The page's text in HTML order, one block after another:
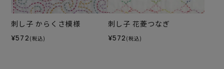
刺し子 からくさ模様
¥572 (税込)
刺し子 花菱つなぎ
¥572 (税込)